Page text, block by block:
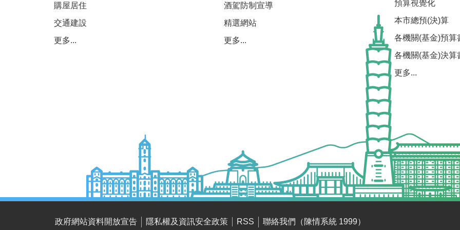
購屋居住
交通建設
更多...
酒駕防制宣導
精選網站
更多...
預算視覺化
本市總預(決)算
各機關(基金)預算
各機關(基金)決算
更多...
政府網站資料開放宣告 隱私權及資訊安全政策 RSS 聯絡我們（陳情系統 1999）